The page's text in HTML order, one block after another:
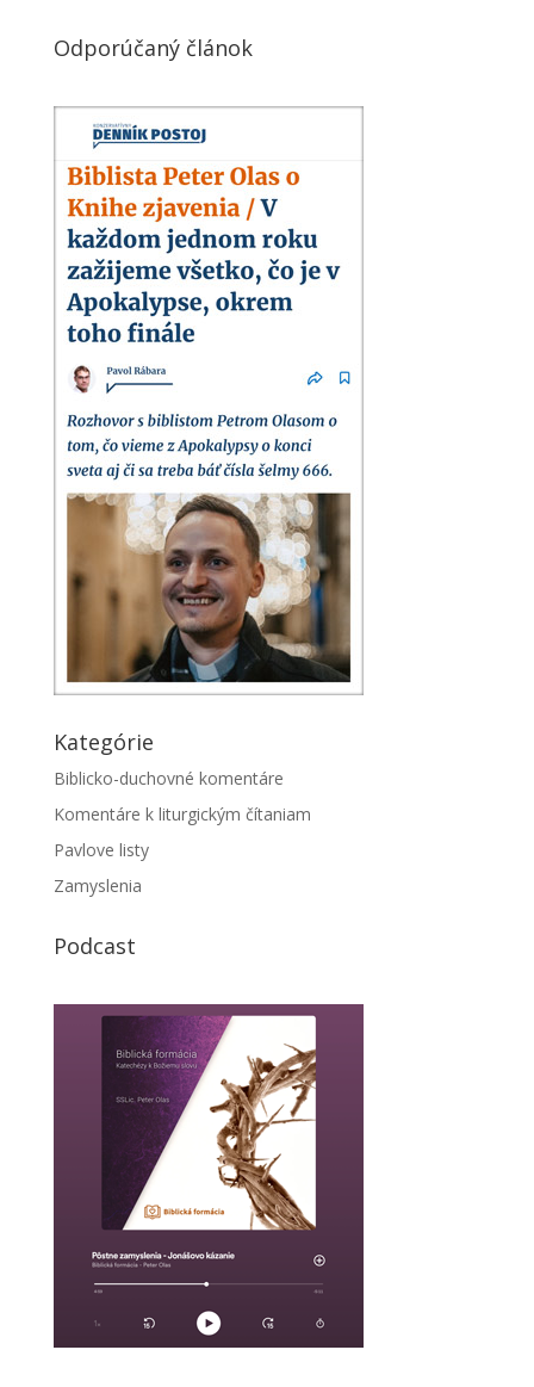
Odporúčaný článok
Kategórie
Biblicko-duchovné komentáre
Komentáre k liturgickým čítaniam
Pavlove listy
Zamyslenia
Podcast